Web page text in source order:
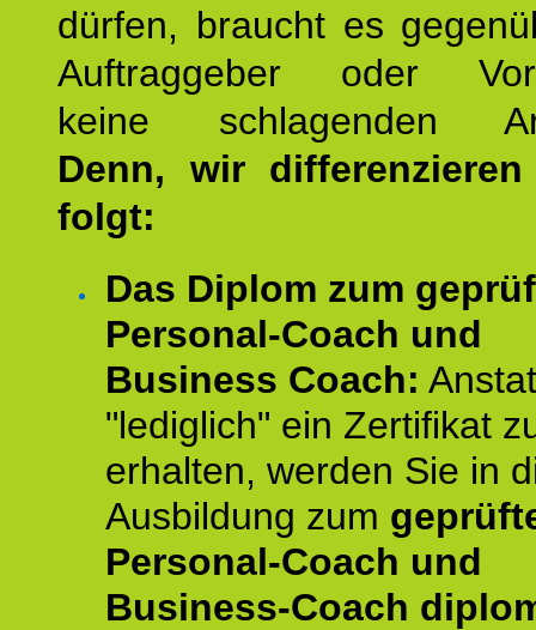
dürfen, braucht es
Auftraggeber oder
keine schlagenden
Denn, wir
folgt:
Das Diplom zum
Personal-Coach und
Business Coach:
"lediglich" ein Zertifikat
erhalten, werden Sie in
Ausbildung zum
Personal-Coach und
Business-Coach